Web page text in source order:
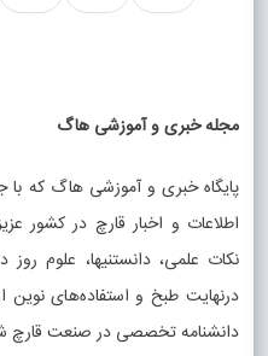
مجله خبری و آموزشی هاگ
پایگاه خبری و آموزشی هاگ که با
اطلاعات و اخبار قارچ در کشور
نکات علمی، دانستنیها، علوم روز
درنهایت طبخ و استفاده‌های
دانشنامه تخصصی در صنعت